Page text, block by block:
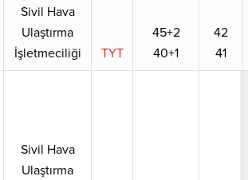
Sivil Hava
Ulaştırma
İşletmeciliği
TYT
45+2
40+1
42
41
Sivil Hava
Ulaştırma